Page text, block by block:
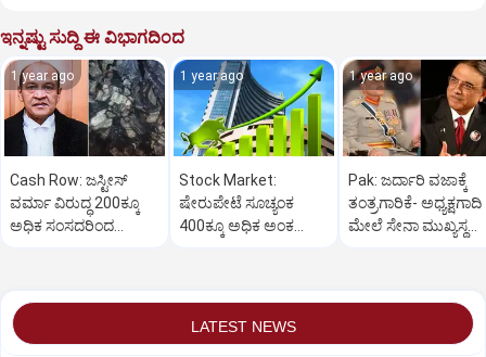
ಇನ್ನಷ್ಟು ಸುದ್ದಿ ಈ ವಿಭಾಗದಿಂದ
1 year ago
Cash Row: ಜಸ್ಟೀಸ್‌
ವರ್ಮಾ ವಿರುದ್ಧ 200ಕ್ಕೂ
ಅಧಿಕ ಸಂಸದರಿಂದ
1 year ago
Stock Market:
ಷೇರುಪೇಟೆ ಸೂಚ್ಯಂಕ
400ಕ್ಕೂ ಅಧಿಕ ಅಂಕ
1 year ago
Pak: ಜರ್ದಾರಿ ವಜಾಕ್ಕೆ
ತಂತ್ರಗಾರಿಕೆ- ಅಧ್ಯಕ್ಷಗಾದಿ
ಮೇಲೆ ಸೇನಾ ಮುಖ್ಯಸ್ಥ
LATEST NEWS